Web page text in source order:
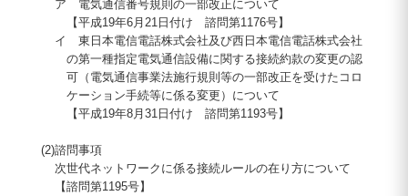
ア 電気通信番号規則の一部改正について
【平成19年6月 21日付け 諮問第1176号】
イ
東日本電信電話株式会社及び西日本電信電話株式会社
の第一種指定電気通信設備に関する接続約款の変更の認
可（電気通信事業法施行規則等の一部改正を受けたコロ
ケーション手続等に係る変更）について
【平成19年8月 31日付け 諮問第1193号】
(2)諮問事項
次世代ネットワークに係る接続ルールの在り方について
【諮問第1195号】